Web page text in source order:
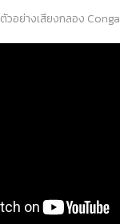
ตัวอย่างเสียงกลอง Conga